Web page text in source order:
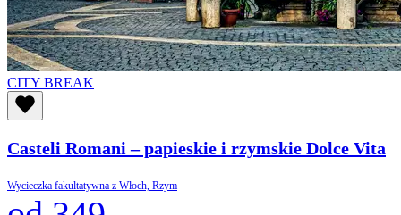
CITY BREAK
Casteli Romani – papieskie i rzymskie Dolce Vita
Wycieczka fakultatywna z Włoch, Rzym